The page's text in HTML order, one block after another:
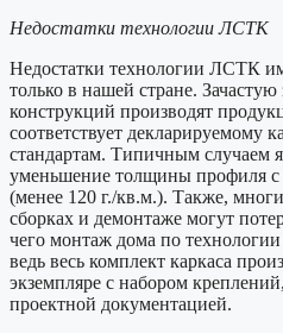
Недостатки технологии ЛСТК
Недостатки технологии ЛСТК
только в нашей стране.
конструкций производят
соответствует декларируемому
стандартам. Типичным случаем
уменьшение толщины профиля с
(менее 120 г./кв.м.). Также,
сборках и демонтаже могут
чего монтаж дома по
ведь весь комплект каркаса
экземпляре с набором
проектной документацией.